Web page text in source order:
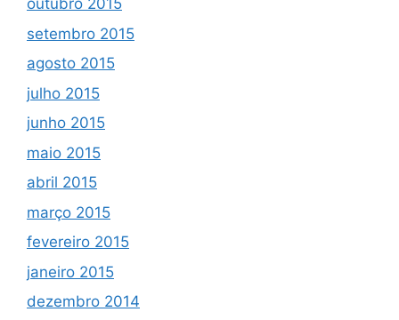
outubro 2015
setembro 2015
agosto 2015
julho 2015
junho 2015
maio 2015
abril 2015
março 2015
fevereiro 2015
janeiro 2015
dezembro 2014